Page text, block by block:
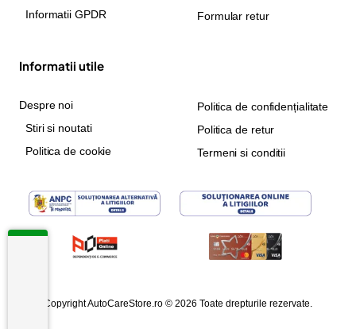
Informatii GPDR
Formular retur
Informatii utile
Despre noi
Stiri si noutati
Politica de cookie
Politica de confidențialitate
Politica de retur
Termeni si conditii
Copyright AutoCareStore.ro © 2026 Toate drepturile rezervate.